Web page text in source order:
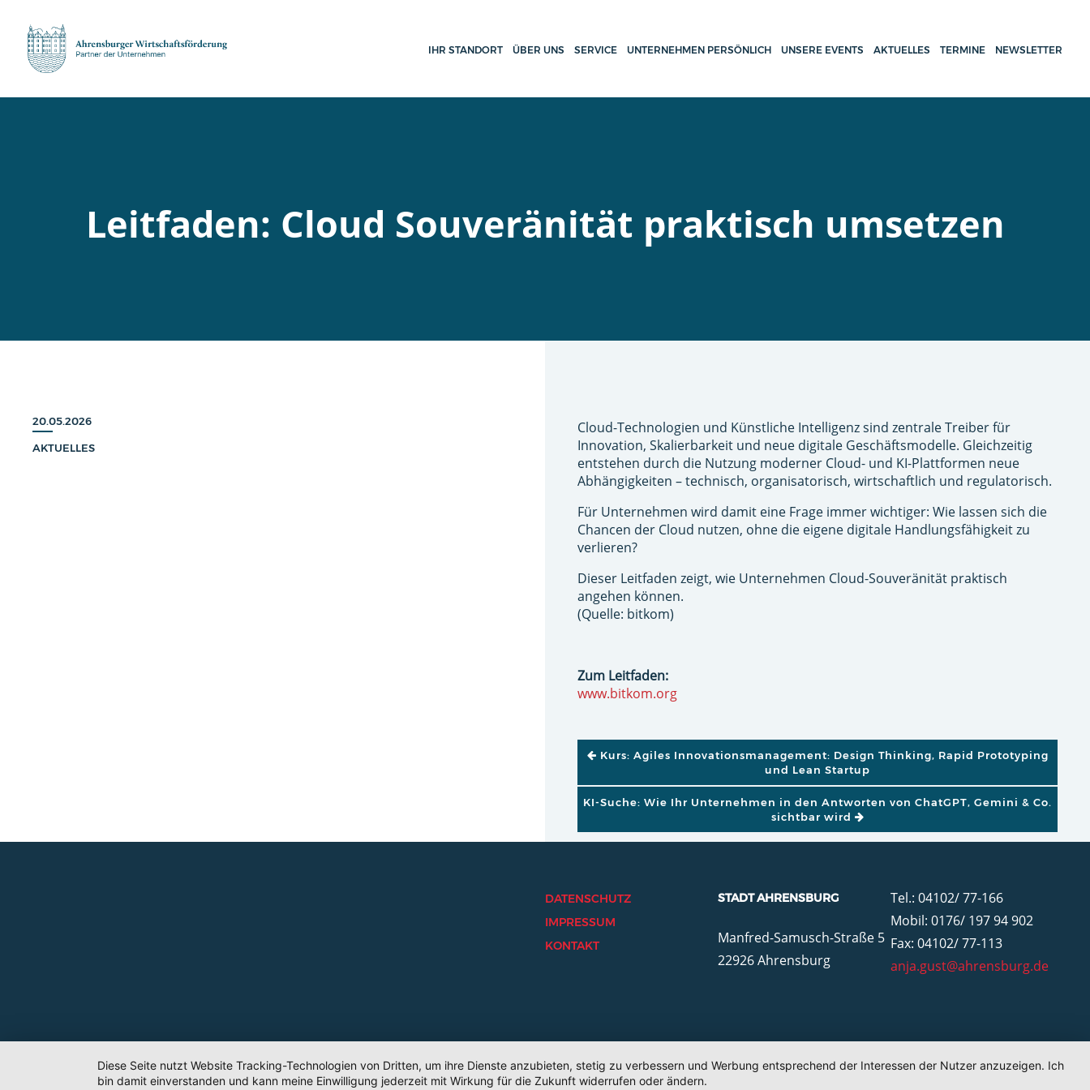
IHR STANDORT ÜBER UNS SERVICE UNTERNEHMEN PERSÖNLICH UNSERE EVENTS AKTUELLES TERMINE NEWSLETTER
Leitfaden: Cloud Souveränität praktisch umsetzen
20.05.2026
AKTUELLES
Cloud-Technologien und Künstliche Intelligenz sind zentrale Treiber für
Innovation, Skalierbarkeit und neue digitale Geschäftsmodelle. Gleichzeitig
entstehen durch die Nutzung moderner Cloud- und KI-Plattformen neue
Abhängigkeiten – technisch, organisatorisch, wirtschaftlich und regulatorisch.
Für Unternehmen wird damit eine Frage immer wichtiger: Wie lassen sich die
Chancen der Cloud nutzen, ohne die eigene digitale Handlungsfähigkeit zu
verlieren?
Dieser Leitfaden zeigt, wie Unternehmen Cloud-Souveränität praktisch
angehen können.
(Quelle: bitkom)
Zum Leitfaden:
www.bitkom.org
BEITRAGSNAVIGATION
Kurs: Agiles Innovationsmanagement: Design Thinking, Rapid Prototyping
und Lean Startup
KI-Suche: Wie Ihr Unternehmen in den Antworten von ChatGPT, Gemini & Co.
sichtbar wird
DATENSCHUTZ
IMPRESSUM
KONTAKT
STADT AHRENSBURG
Manfred-Samusch-Straße 5
22926 Ahrensburg
Tel.: 04102/ 77-166
Mobil: 0176/ 197 94 902
Fax: 04102/ 77-113
anja.gust@ahrensburg.de
Diese Seite nutzt Website Tracking-Technologien von Dritten, um ihre Dienste anzubieten, stetig zu verbessern und Werbung entsprechend der Interessen der Nutzer anzuzeigen. Ich
bin damit einverstanden und kann meine Einwilligung jederzeit mit Wirkung für die Zukunft widerrufen oder ändern.